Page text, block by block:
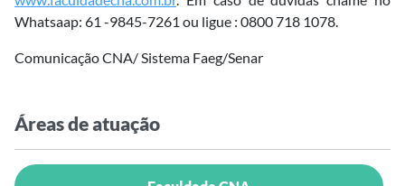
Whatsaap: 61 -9845-7261 ou ligue : 0800 718 1078.
Comunicação CNA/ Sistema Faeg/Senar
Áreas de atuação